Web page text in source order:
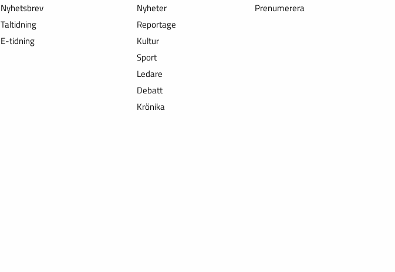
Nyhetsbrev
Taltidning
E-tidning
Nyheter
Reportage
Kultur
Sport
Ledare
Debatt
Krönika
Prenumerera